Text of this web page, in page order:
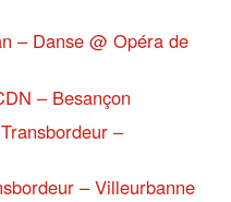
– Danse @ Opéra de
– Besançon
–
– Villeurbanne